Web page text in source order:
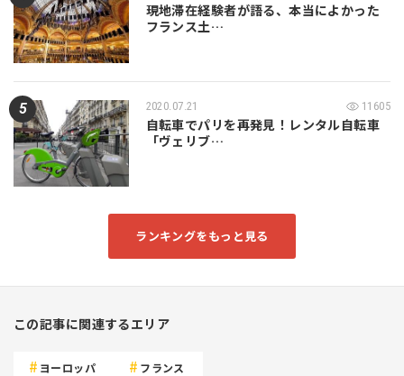
現地滞在経験者が語る、本当によかった
フランス土…
2020.07.21 11605
自転車でパリを再発見！レンタル自転車
「ヴェリブ…
ランキングをもっと見る
この記事に関連するエリア
ヨーロッパ フランス